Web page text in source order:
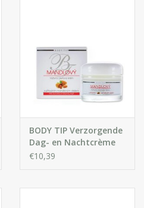
BODY TIP Verzorgende
Dag- en Nachtcrème
met Amandelolie
€10,39